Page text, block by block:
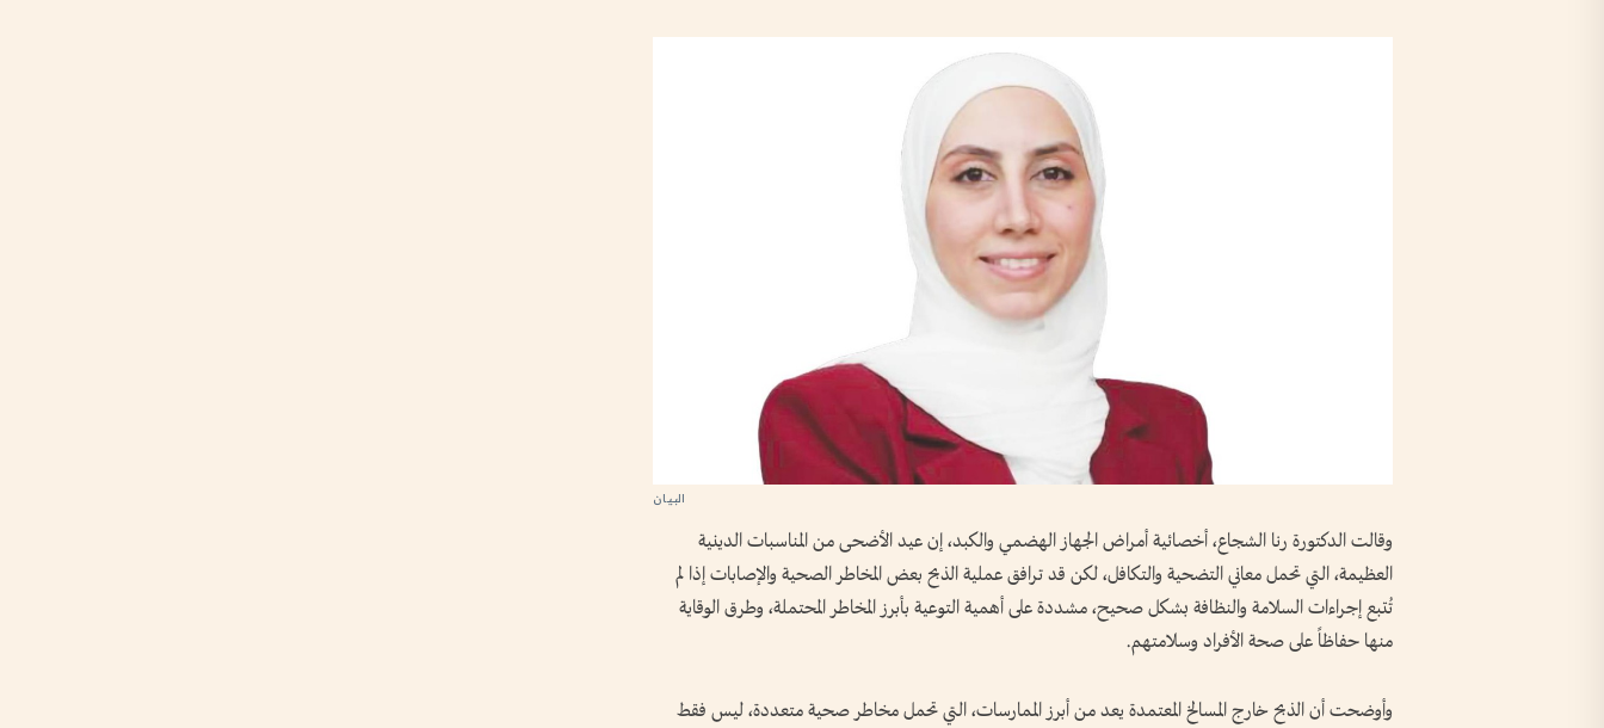
وقالت الدكتورة رنا الشجاع، أخصائية أمراض الجهاز الهضمي والكبد، إن عيد الأضحى من المناسبات الدينية
العظيمة، التي تحمل معاني التضحية والتكافل، لكن قد ترافق عملية الذبح بعض المخاطر الصحية والإصابات إذا لم
تُتبع إجراءات السلامة والنظافة بشكل صحيح، مشددة على أهمية التوعية بأبرز المخاطر المحتملة، وطرق الوقاية
منها حفاظاً على صحة الأفراد وسلامتهم.
وأوضحت أن الذبح خارج المسالخ المعتمدة يعد من أبرز الممارسات، التي تحمل مخاطر صحية متعددة، ليس فقط